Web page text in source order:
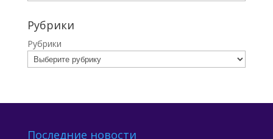
Рубрики
Рубрики
Последние новости